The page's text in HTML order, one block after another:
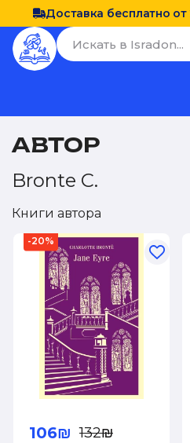
Доставка бесплатно
АВТОР
Bronte C.
Книги автора
-20%
106₪ 132₪